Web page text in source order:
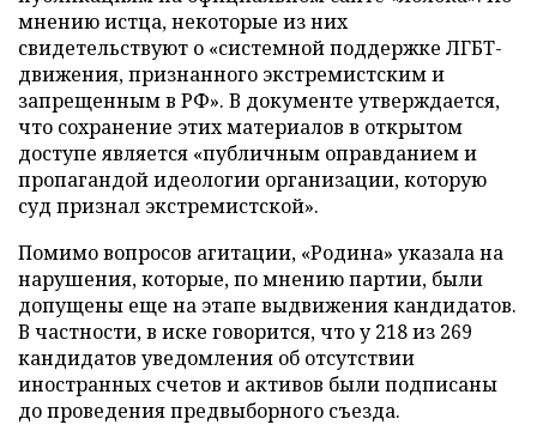
мнению истца, некоторые из них
свидетельствуют о «системной поддержке ЛГБТ-
движения, признанного экстремистским и
запрещенным в РФ». В документе утверждается,
что сохранение этих материалов в открытом
доступе является «публичным оправданием и
пропагандой идеологии организации, которую
суд признал экстремистской».
Помимо вопросов агитации, «Родина» указала на
нарушения, которые, по мнению партии, были
допущены еще на этапе выдвижения кандидатов.
В частности, в иске говорится, что у 218 из 269
кандидатов уведомления об отсутствии
иностранных счетов и активов были подписаны
до проведения предвыборного съезда.